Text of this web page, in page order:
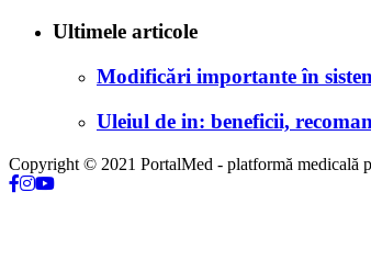
Ultimele articole
Modificări importante în
Uleiul de in: beneficii,
Copyright © 2021 PortalMed - platformă medicală